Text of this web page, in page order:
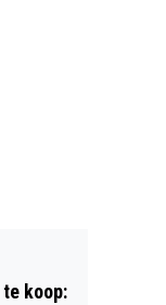
koop: